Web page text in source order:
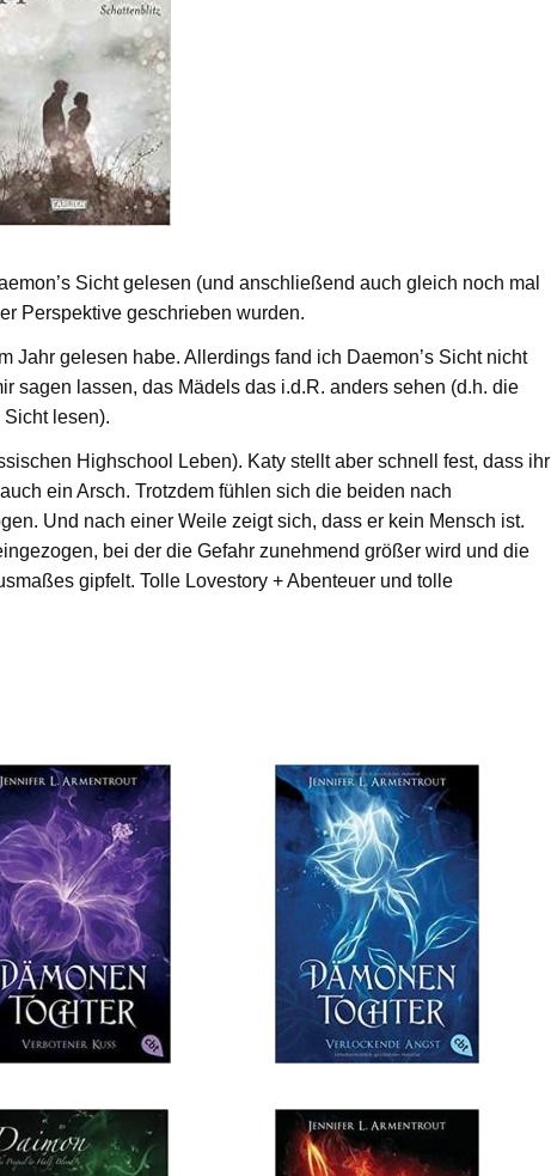
Sicht gelesen (und anschließend auch gleich noch mal
Perspektive geschrieben wurden.
Jahr gelesen habe. Allerdings fand ich Daemon’s Sicht nicht
sagen lassen, das Mädels das i.d.R. anders sehen (d.h. die
Sicht lesen).
Highschool Leben). Katy stellt aber schnell fest, dass ihr
ein Arsch. Trotzdem fühlen sich die beiden nach
Und nach einer Weile zeigt sich, dass er kein Mensch ist.
bei der die Gefahr zunehmend größer wird und die
gipfelt. Tolle Lovestory + Abenteuer und tolle